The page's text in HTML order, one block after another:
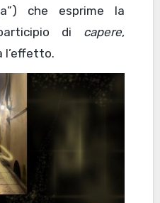
che esprime la
di capere,
l’effetto.